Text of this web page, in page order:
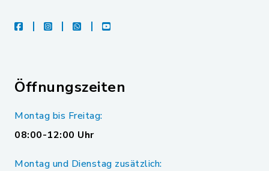
facebookinstagramwhatsappyoutube
Öffnungszeiten
Montag bis Freitag:
08:00-12:00 Uhr
Montag und Dienstag zusätzlich: